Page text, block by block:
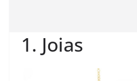
1. Joias